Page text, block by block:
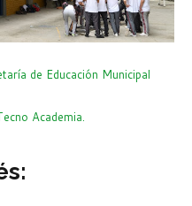
de Educación Municipal
Academia.